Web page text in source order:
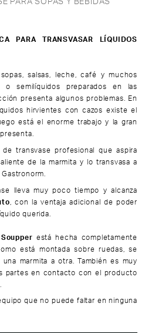
PARA TRANSVASAR LÍQUIDOS
salsas, leche, café y muchos
o semilíquidos preparados en las
presenta algunos problemas. En
hirvientes con cazos existe el
está el enorme trabajo y la gran
transvase profesional que aspira
de la marmita y lo transvasa a
lleva muy poco tiempo y alcanza
, con la ventaja adicional de poder
querida.
Soupper está hecha completamente
está montada sobre ruedas, se
marmita a otra. También es muy
partes en contacto con el producto
que no puede faltar en ninguna